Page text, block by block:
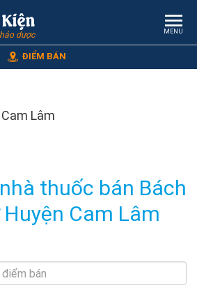
dược MENU
ĐIỂM BÁN
Lâm
thuốc bán Bách
Cam Lâm